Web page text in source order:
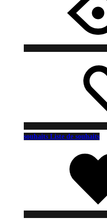
souhaits Liste de souhaits